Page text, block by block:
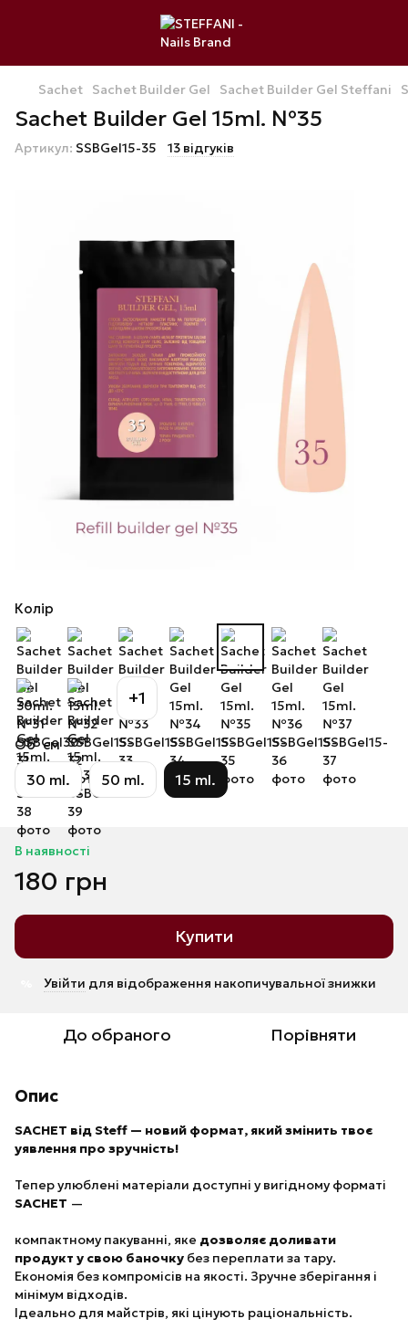
Sachet Sachet Builder Gel Sachet Builder Gel Steffani
Sachet Builder Gel 15ml. №35
Артикул: SSBGel15-35 13 відгуків
Колір
+1
Об`єм
30 ml. 50 ml. 15 ml.
В наявності
180 грн
Купити
Увійти для відображення накопичувальної знижки
До обраного Порівняти
Опис
SACHET від Steff — новий формат, який змінить твоє
уявлення про зручність!
Тепер улюблені матеріали доступні у вигідному форматі
SACHET —
компактному пакуванні, яке дозволяє доливати
продукт у свою баночку без переплати за тару.
Економія без компромісів на якості. Зручне зберігання і
мінімум відходів.
Ідеально для майстрів, які цінують раціональність.